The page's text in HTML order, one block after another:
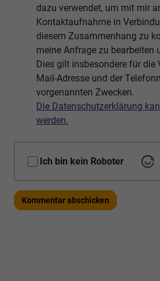
dazu verwendet, um mit mir
Kontaktaufnahme in
diesem Zusammenhang zu
meine Anfrage zu bearbeiten
Dies gilt insbesondere für die
Mail-Adresse und der
vorgenannten Zwecken.
Die Datenschutzerklärung
werden.
Ich bin kein Roboter
Kommentar abschicken